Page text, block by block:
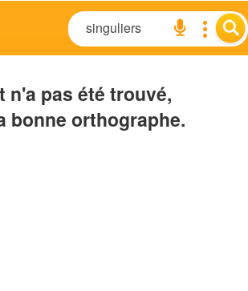
n'a pas été trouvé,
bonne orthographe.